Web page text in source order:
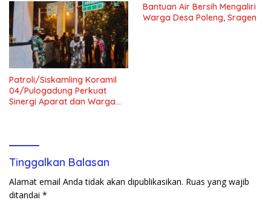
Patroli/Siskamling Koramil
04/Pulogadung Perkuat
Sinergi Aparat dan Warga
Bantuan Air Bersih Mengaliri
Warga Desa Poleng, Sragen
Tinggalkan Balasan
Alamat email Anda tidak akan dipublikasikan. Ruas yang wajib
ditandai *